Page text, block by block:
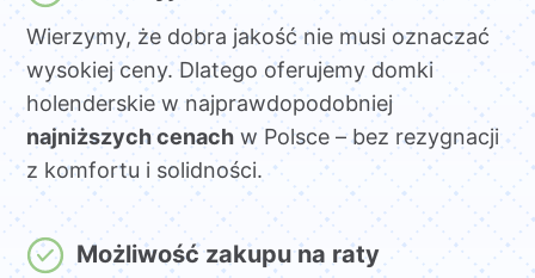
Wierzymy, że dobra jakość nie musi oznaczać
wysokiej ceny. Dlatego oferujemy domki
holenderskie w najprawdopodobniej
najniższych cenachw Polsce – bez rezygnacji
z komfortu i solidności.
Możliwość zakupu na raty